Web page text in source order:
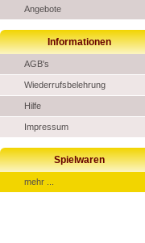
Angebote
Informationen
AGB's
Wiederrufsbelehrung
Hilfe
Impressum
Spielwaren
mehr ...